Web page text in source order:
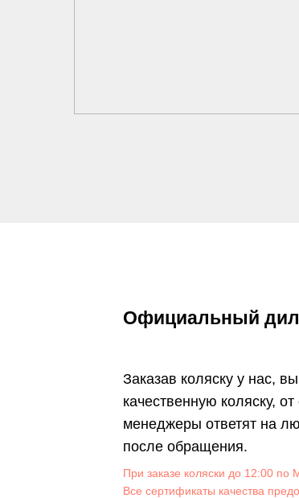
Официальный
Заказав коляску у нас,
качественную коляску,
менеджеры ответят на
после обращения.
При заказе коляски до 12:00 по
Все сертификаты качества